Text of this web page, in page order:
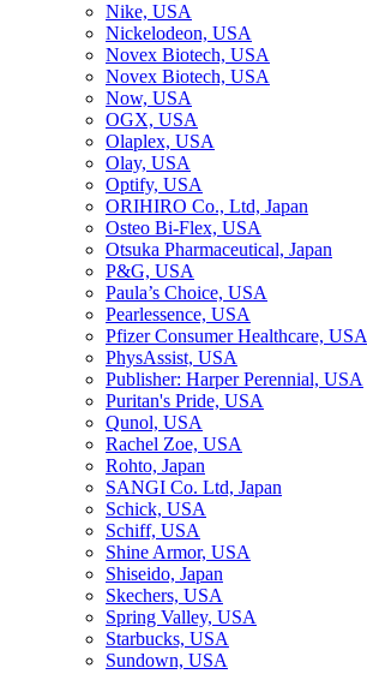
Nike, USA
Niсkelodeon, USA
Novex Biotech, USA
Novex Biotech, USA
Now, USA
OGX, USA
Olaplex, USA
Olay, USA
Optify, USA
ORIHIRO Co., Ltd, Japan
Osteo Bi-Flex, USA
Otsuka Pharmaceutical, Japan
P&G, USA
Paula’s Choice, USA
Pearlessence, USA
Pfizer Consumer Healthcare, USA
PhysAssist, USA
Publisher: Harper Perennial, USA
Puritan's Pride, USA
Qunol, USA
Rachel Zoe, USA
Rohto, Japan
SANGI Co. Ltd, Japan
Schick, USA
Schiff, USA
Shine Armor, USA
Shiseido, Japan
Skechers, USA
Spring Valley, USA
Starbucks, USA
Sundown, USA